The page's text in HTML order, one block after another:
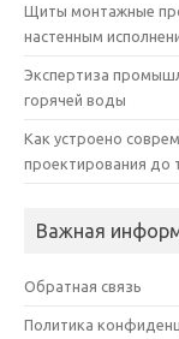
Щиты монтажные
настенным
Экспертиза
горячей воды
Как устроено
проектирования до
Важная
Обратная связь
Политика